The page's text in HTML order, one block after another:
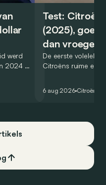
werd
2024 en
Test: Citroën
(2025), goed
dan vroeger
De eerste
Citroëns ruime en
dat ook gelukt?
6 aug 2026 Citroën